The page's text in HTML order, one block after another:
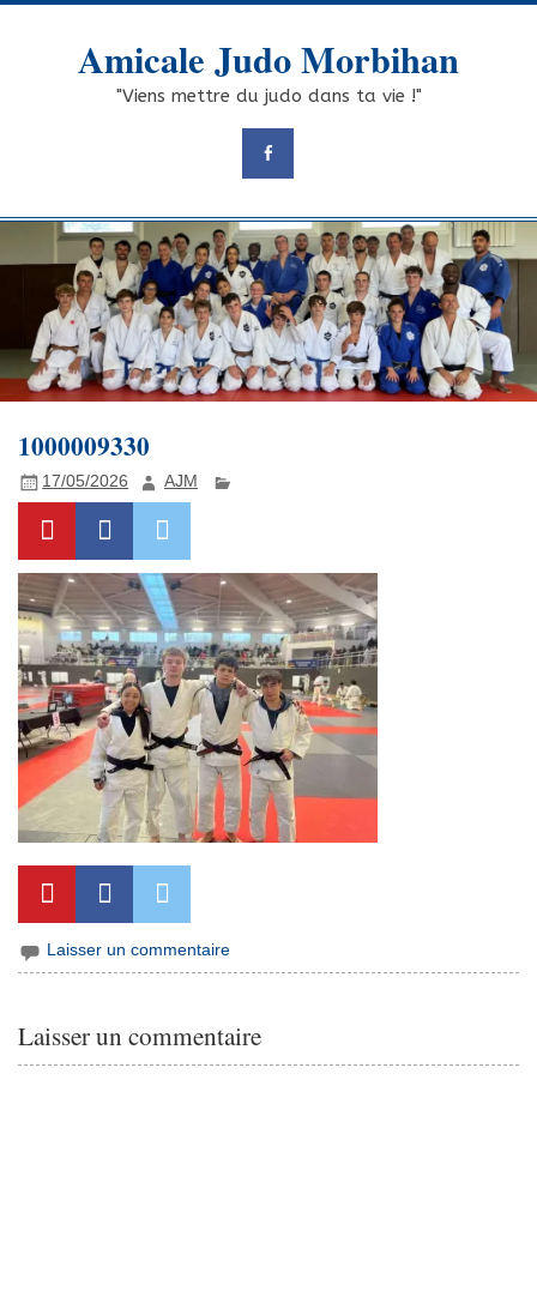
Skip
Amicale Judo Morbihan
"Viens mettre du judo dans ta vie !"
1000009330
17/05/2026 AJM
Laisser un commentaire
Laisser un commentaire